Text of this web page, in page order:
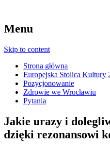
Menu
Skip to content
Strona główna
Europejska Stolica Kultury
Pozycjonowanie
Zdrowie we Wrocławiu
Pytania
Jakie urazy i
dzięki rezonansowi